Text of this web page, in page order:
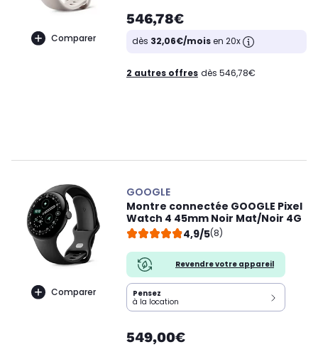
Comparer
546,78€
dès 32,06€/moisen 20x
2 autres offres dès 546,78€
Comparer
GOOGLE
Montre connectée GOOGLE Pixel
Watch 4 45mm Noir Mat/Noir 4G
4,9/5(8)
Revendre votre appareil
Pensez
à la location
549,00€